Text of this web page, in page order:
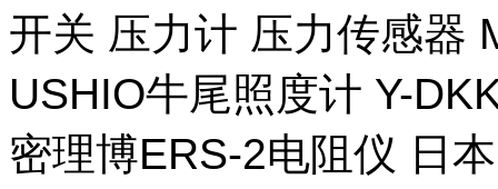
开关 压力计 压力传感器
USHIO牛尾照度计 Y-
密理博ERS-2电阻仪 日